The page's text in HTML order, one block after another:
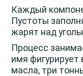
Каждый
Пустоты
жарят над
Процесс
имя
масла, три